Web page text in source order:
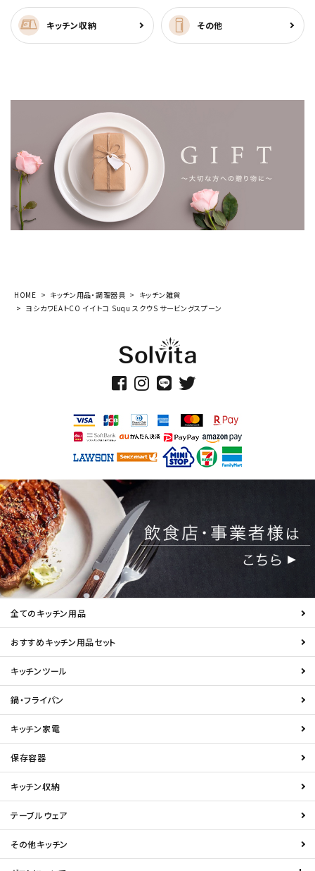
キッチン収納 その他
HOME キッチン用品・調理器具
キッチン雑貨
ヨシカワEAトCO イイトコ Suqu スクウS サービングスプーン
全てのキッチン用品
おすすめキッチン用品セット
キッチンツール
鍋・フライパン
キッチン家電
保存容器
キッチン収納
テーブルウェア
その他キッチン